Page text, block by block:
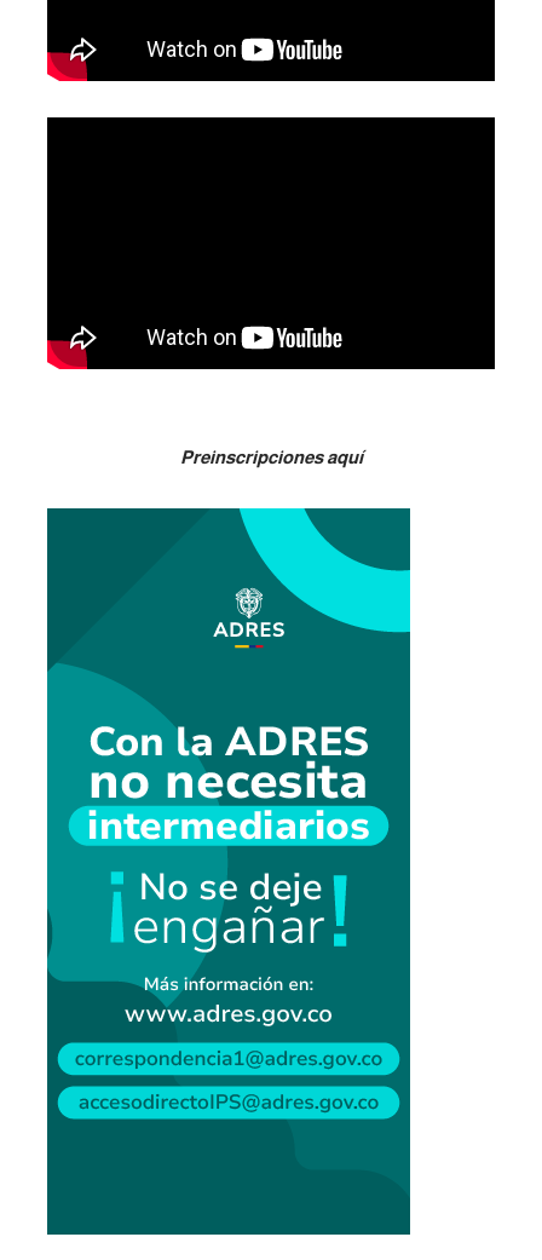
Preinscripciones aquí